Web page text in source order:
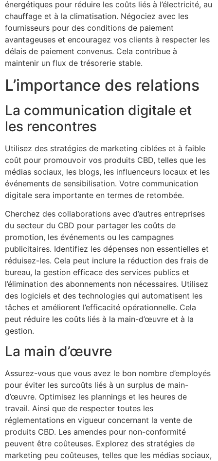
énergétiques pour réduire les coûts liés à l’électricité, au
chauffage et à la climatisation. Négociez avec les
fournisseurs pour des conditions de paiement
avantageuses et encouragez vos clients à respecter les
délais de paiement convenus. Cela contribue à
maintenir un flux de trésorerie stable.
L’importance des relations
La communication digitale et
les rencontres
Utilisez des stratégies de marketing ciblées et à faible
coût pour promouvoir vos produits CBD, telles que les
médias sociaux, les blogs, les influenceurs locaux et les
événements de sensibilisation. Votre communication
digitale sera importante en termes de retombée.
Cherchez des collaborations avec d’autres entreprises
du secteur du CBD pour partager les coûts de
promotion, les événements ou les campagnes
publicitaires. Identifiez les dépenses non essentielles et
réduisez-les. Cela peut inclure la réduction des frais de
bureau, la gestion efficace des services publics et
l’élimination des abonnements non nécessaires. Utilisez
des logiciels et des technologies qui automatisent les
tâches et améliorent l’efficacité opérationnelle. Cela
peut réduire les coûts liés à la main-d’œuvre et à la
gestion.
La main d’œuvre
Assurez-vous que vous avez le bon nombre d’employés
pour éviter les surcoûts liés à un surplus de main-
d’œuvre. Optimisez les plannings et les heures de
travail. Ainsi que de respecter toutes les
réglementations en vigueur concernant la vente de
produits CBD. Les amendes pour non-conformité
peuvent être coûteuses. Explorez des stratégies de
marketing peu coûteuses, telles que les médias sociaux,